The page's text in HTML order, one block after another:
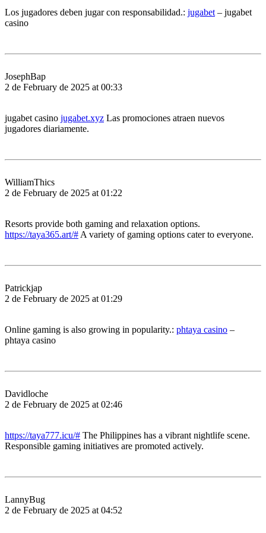
Los jugadores deben jugar con responsabilidad.: jugabet – jugabet
casino
JosephBap
2 de February de 2025 at 00:33
jugabet casino jugabet.xyz Las promociones atraen nuevos
jugadores diariamente.
WilliamThics
2 de February de 2025 at 01:22
Resorts provide both gaming and relaxation options.
https://taya365.art/# A variety of gaming options cater to everyone.
Patrickjap
2 de February de 2025 at 01:29
Online gaming is also growing in popularity.: phtaya casino –
phtaya casino
Davidloche
2 de February de 2025 at 02:46
https://taya777.icu/# The Philippines has a vibrant nightlife scene.
Responsible gaming initiatives are promoted actively.
LannyBug
2 de February de 2025 at 04:52